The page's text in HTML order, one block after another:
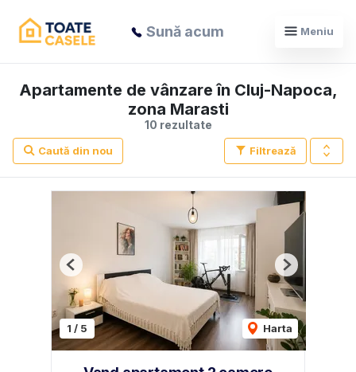
Sună acum Meniu
10 rezultate
Apartamente de vânzare în Cluj-Napoca,
zona Marasti
Filtrează
Caută din nou
1 / 5 Harta
Previous Next